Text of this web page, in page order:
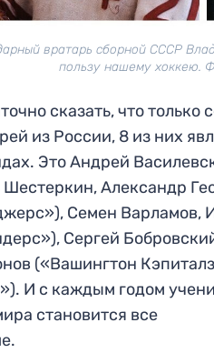
вратарь сборной СССР
пользу нашему хоккею.
сказать, что только
из России, 8 из них
Это Андрей
Шестеркин, Александр
Семен Варламов,
Сергей
(«Вашингтон
И с каждым годом
становится все